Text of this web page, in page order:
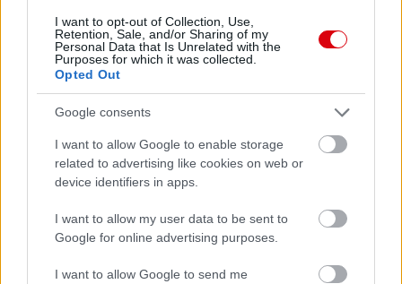
I want to opt-out of Collection, Use,
Retention, Sale, and/or Sharing of my
Personal Data that Is Unrelated with the
Purposes for which it was collected.
Opted Out
Google consents
I want to allow Google to enable storage
related to advertising like cookies on web or
device identifiers in apps.
I want to allow my user data to be sent to
Google for online advertising purposes.
I want to allow Google to send me